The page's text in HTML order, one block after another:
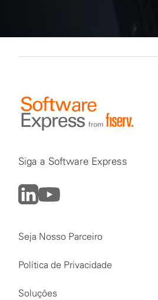
Siga a Software Express
Seja Nosso Parceiro
Política de Privacidade
Soluções